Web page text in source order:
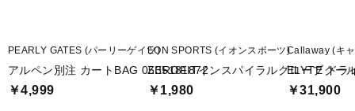
PEARLY GATES (パーリーゲイツ)
アルペン別注 カートBAG 0535181872
￥4,999
EON SPORTS (イオンスポーツ)
ZEROFITインスパイラルグローブクー
￥1,980
Callaway (キ
ELYTE ドラ
￥31,900